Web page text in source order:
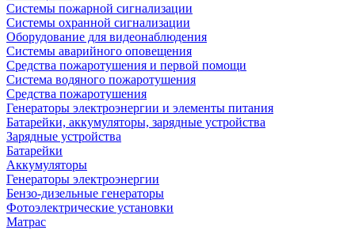
Системы пожарной сигнализации
Системы охранной сигнализации
Оборудование для видеонаблюдения
Системы аварийного оповещения
Средства пожаротушения и первой помощи
Система водяного пожаротушения
Средства пожаротушения
Генераторы электроэнергии и элементы питания
Батарейки, аккумуляторы, зарядные устройства
Зарядные устройства
Батарейки
Аккумуляторы
Генераторы электроэнергии
Бензо-дизельные генераторы
Фотоэлектрические установки
Матрас